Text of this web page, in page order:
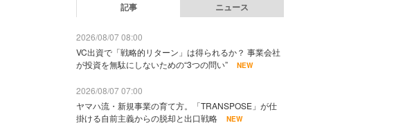
記事 ニュース
2026/08/07 08:00
VC出資で「戦略的リターン」は得られるか？ 事業会社
が投資を無駄にしないための“3つの問い”
NEW
2026/08/07 07:00
ヤマハ流・新規事業の育て方。「TRANSPOSE」が仕
掛ける自前主義からの脱却と出口戦略
NEW